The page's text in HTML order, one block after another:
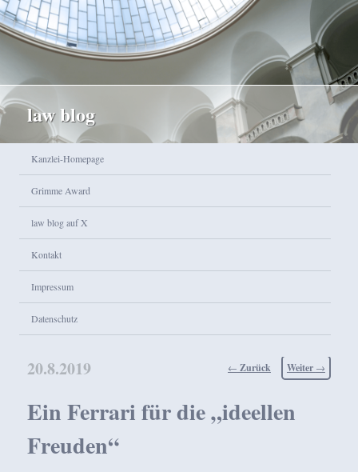
law blog
Zum Inhalt wechseln
Zum sekundären Inhalt wechseln
Kanzlei-Homepage
Grimme Award
law blog auf X
Kontakt
Impressum
Datenschutz
Beitragsnavigation
← Zurück Weiter →
Ein Ferrari für die „ideellen
Freuden“
20.8.2019